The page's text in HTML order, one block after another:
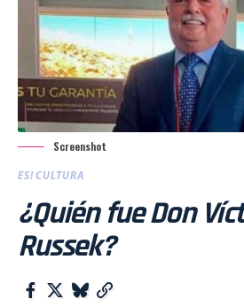
Screenshot
ES! CULTURA
¿Quién fue Don
Russek?